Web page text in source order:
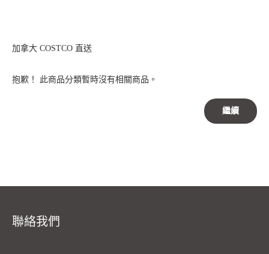
加拿大 COSTCO 直送
抱歉！ 此商品分類暫時沒有相關商品。
繼續
聯絡我們